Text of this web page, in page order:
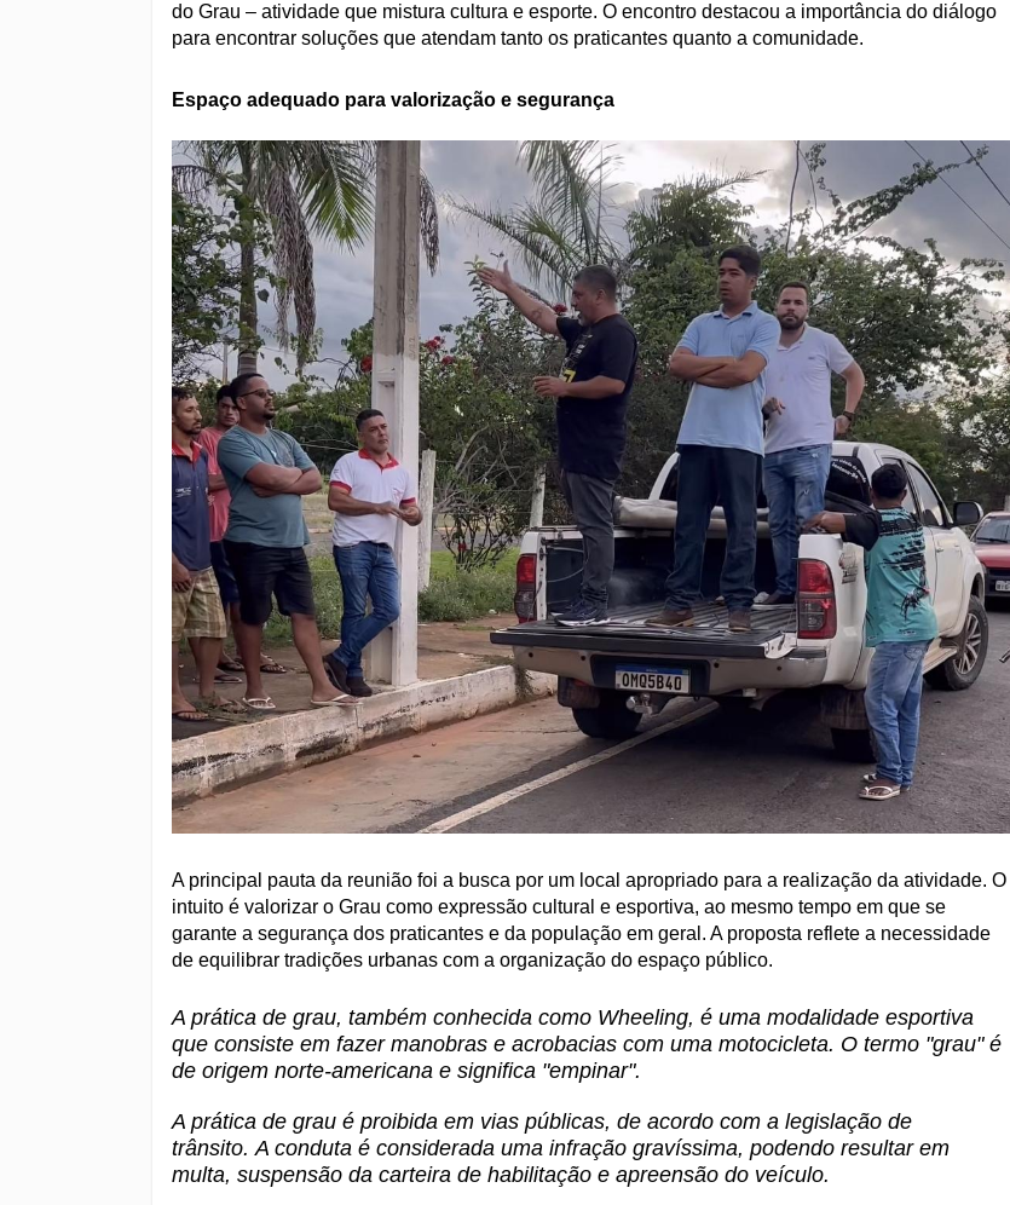
do Grau – atividade que mistura cultura e esporte. O encontro destacou a importância do diálogo
para encontrar soluções que atendam tanto os praticantes quanto a comunidade.
Espaço adequado para valorização e segurança
A principal pauta da reunião foi a busca por um local apropriado para a realização da atividade. O
intuito é valorizar o Grau como expressão cultural e esportiva, ao mesmo tempo em que se
garante a segurança dos praticantes e da população em geral. A proposta reflete a necessidade
de equilibrar tradições urbanas com a organização do espaço público.
A prática de grau, também conhecida como Wheeling, é uma modalidade esportiva
que consiste em fazer manobras e acrobacias com uma motocicleta. O termo "grau" é
de origem norte-americana e significa "empinar".
A prática de grau é proibida em vias públicas, de acordo com a legislação de
trânsito.A conduta é considerada uma infração gravíssima, podendo resultar em
multa, suspensão da carteira de habilitação e apreensão do veículo.